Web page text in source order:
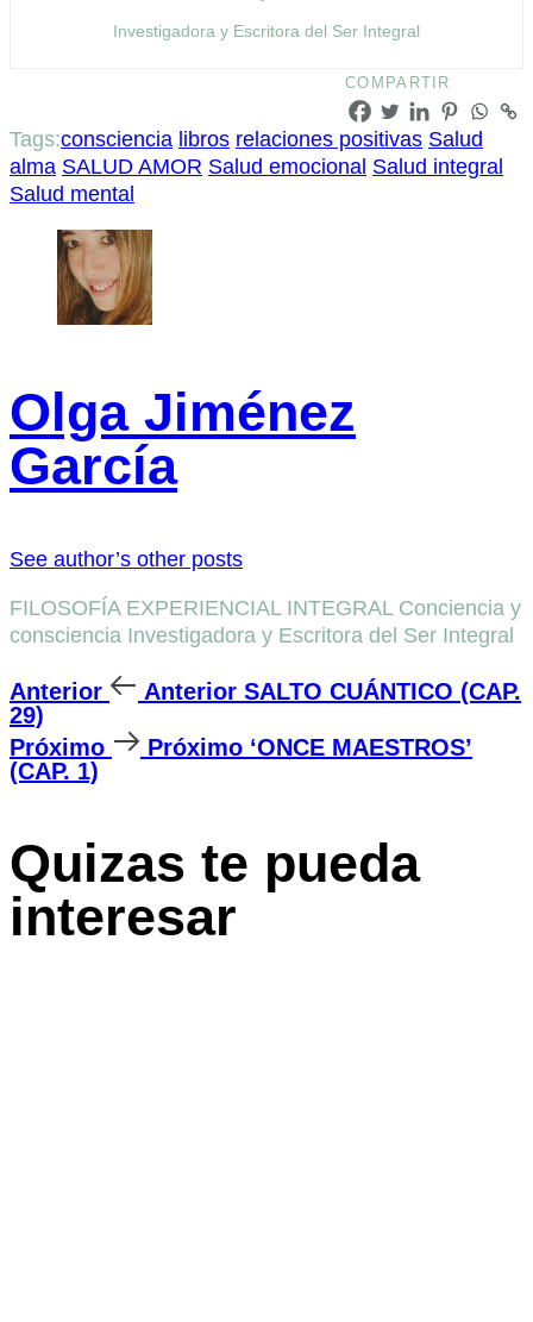
Investigadora y Escritora del Ser Integral
COMPARTIR
Tags:consciencia libros relaciones positivas Salud
alma SALUD AMOR Salud emocional Salud integral
Salud mental
Olga Jiménez
García
See author’s other posts
FILOSOFÍA EXPERIENCIAL INTEGRAL Conciencia y
consciencia Investigadora y Escritora del Ser Integral
Anterior Anterior SALTO CUÁNTICO (CAP.
29)
Próximo
Próximo ‘ONCE MAESTROS’
(CAP. 1)
Quizas te pueda
interesar